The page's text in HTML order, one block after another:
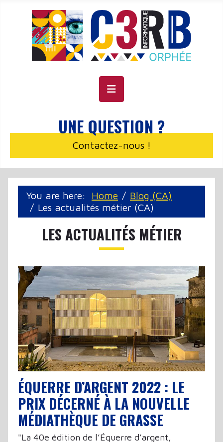
UNE QUESTION ?
Contactez-nous !
You are here: Home
Blog (CA)
Les actualités métier (CA)
LES ACTUALITÉS MÉTIER
ÉQUERRE D’ARGENT 2022 : LE
PRIX DÉCERNÉ À LA NOUVELLE
MÉDIATHÈQUE DE GRASSE
"La 40e édition de l’Équerre d’argent,